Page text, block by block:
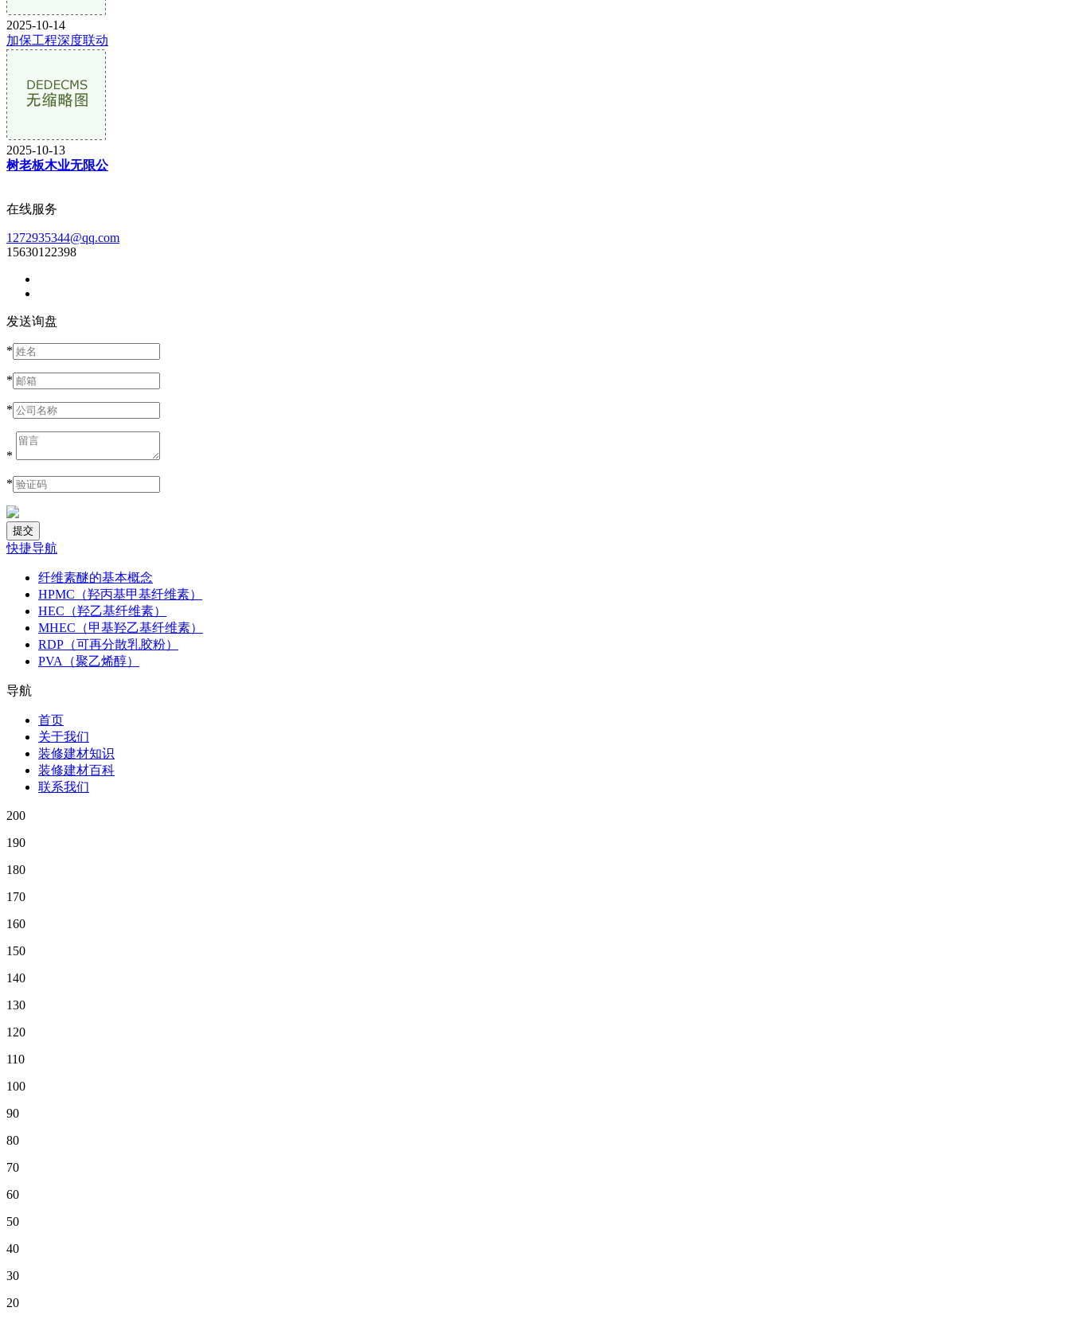
2025-10-14
加保工程深度联动
2025-10-13
树老板木业无限公
在线服务
1272935344@qq.com
15630122398
发送询盘
*
*
*
*
*
快捷导航
纤维素醚的基本概念
HPMC（羟丙基甲基纤维素）
HEC（羟乙基纤维素）
MHEC（甲基羟乙基纤维素）
RDP（可再分散乳胶粉）
PVA（聚乙烯醇）
导航
首页
关于我们
装修建材知识
装修建材百科
联系我们
200
190
180
170
160
150
140
130
120
110
100
90
80
70
60
50
40
30
20